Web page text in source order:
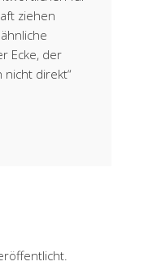
ziehen
Ecke, der
nicht direkt“